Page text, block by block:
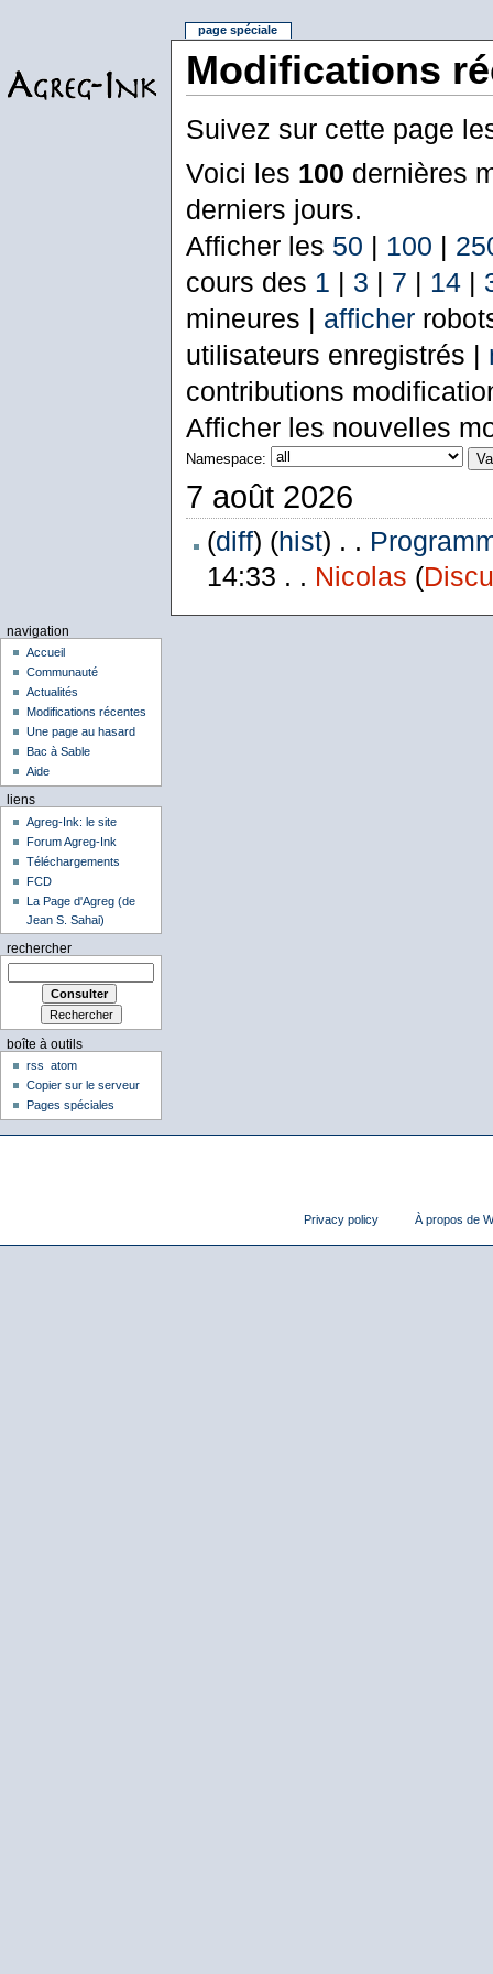
Modifications
Suivez sur cette page
Voici les 100 dernières
derniers jours.
Afficher les 50 | 100 |
cours des 1 | 3 | 7 | 14|
mineures | afficher
utilisateurs enregistrés |
contributions
Afficher les nouvelles
Namespace:
7 août 2026
(diff) (hist) . .
14:33 . . Nicolas (
page spéciale
navigation
Accueil
Communauté
Actualités
Modifications récentes
Une page au hasard
Bac à Sable
Aide
liens
Agreg-Ink: le site
Forum Agreg-Ink
Téléchargements
FCD
La Page d'Agreg (de
Jean S. Sahai)
rechercher
boîte à outils
rss
atom
Copier sur le serveur
Pages spéciales
Privacy policy À propos de